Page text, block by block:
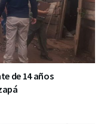
de 14 años